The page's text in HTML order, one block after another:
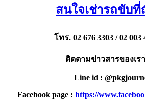
สนใจเช่ารถขับ
โทร. 02 676 3303 / 02 003
ติดตามข่าวสารของเร
Line id :
Facebook page : https://